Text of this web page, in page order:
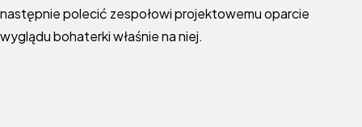
następnie polecić zespołowi projektowemu oparcie
wyglądu bohaterki właśnie na niej.